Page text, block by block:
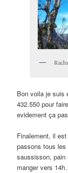
Bon voila je suis
432.550 pour
evidement ça
Finalement, il
passons tous les
saussisson,
manger vers